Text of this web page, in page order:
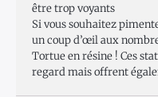
être trop voyants
Si vous souhaitez
un coup d’œil aux
Tortue en résine ! Ces
regard mais offrent